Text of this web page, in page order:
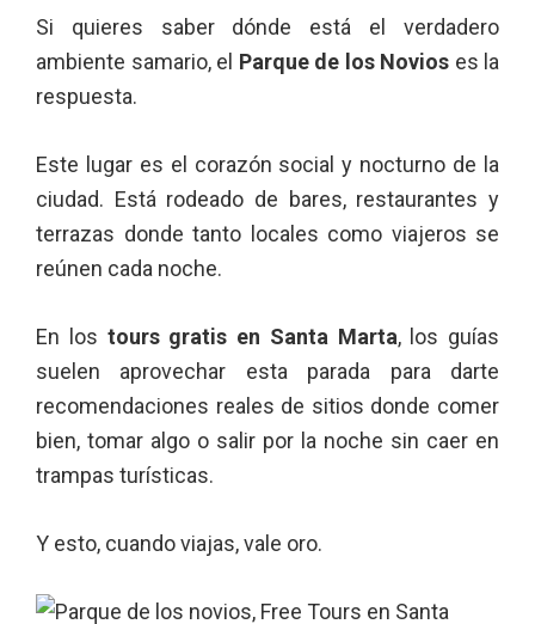
Si quieres saber dónde está el verdadero
ambiente samario, el Parque de los Novios es la
respuesta.
Este lugar es el corazón social y nocturno de la
ciudad. Está rodeado de bares, restaurantes y
terrazas donde tanto locales como viajeros se
reúnen cada noche.
En los tours gratis en Santa Marta, los guías
suelen aprovechar esta parada para darte
recomendaciones reales de sitios donde comer
bien, tomar algo o salir por la noche sin caer en
trampas turísticas.
Y esto, cuando viajas, vale oro.